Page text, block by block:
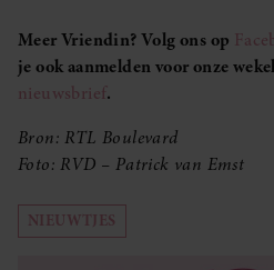
Meer Vriendin? Volg ons op
je ook aanmelden voor onze
nieuwsbrief.
Bron: RTL Boulevard
Foto: RVD – Patrick van Emst
NIEUWTJES